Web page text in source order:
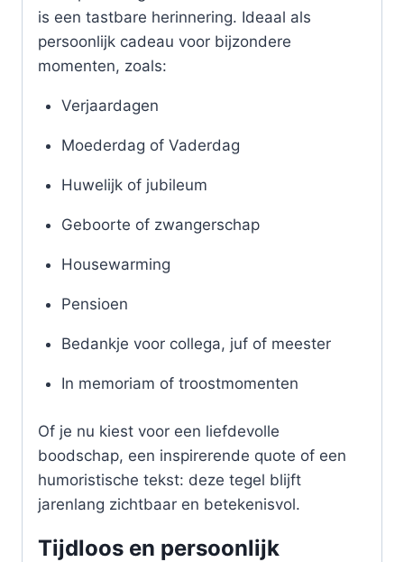
is een tastbare herinnering. Ideaal als
persoonlijk cadeau voor bijzondere
momenten, zoals:
Verjaardagen
Moederdag of Vaderdag
Huwelijk of jubileum
Geboorte of zwangerschap
Housewarming
Pensioen
Bedankje voor collega, juf of meester
In memoriam of troostmomenten
Of je nu kiest voor een liefdevolle
boodschap, een inspirerende quote of een
humoristische tekst: deze tegel blijft
jarenlang zichtbaar en betekenisvol.
Tijdloos en persoonlijk